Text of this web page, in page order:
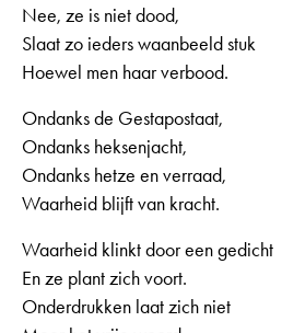
Nee, ze is niet dood,
Slaat zo ieders waanbeeld stuk
Hoewel men haar verbood.
Ondanks de Gestapostaat,
Ondanks heksenjacht,
Ondanks hetze en verraad,
Waarheid blijft van kracht.
Waarheid klinkt door een gedicht
En ze plant zich voort.
Onderdrukken laat zich niet